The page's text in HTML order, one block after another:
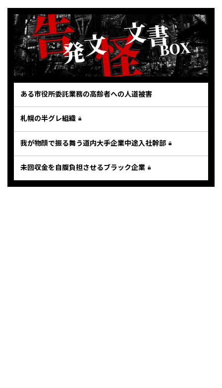
ある市役所委託業務の高齢者への人道被害
札幌の半グレ組織
我が物顔で振る舞う道内大手企業中途入社幹部
未回収金を自腹負担させるブラック企業